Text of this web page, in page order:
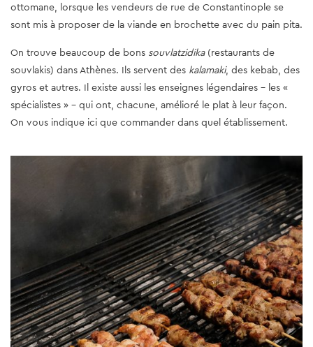
ottomane, lorsque les vendeurs de rue de Constantinople se
sont mis à proposer de la viande en brochette avec du pain pita.
On trouve beaucoup de bons souvlatzidika(restaurants de
souvlakis) dans Athènes. Ils servent des kalamaki, des kebab, des
gyros et autres. Il existe aussi les enseignes légendaires – les «
spécialistes » – qui ont, chacune, amélioré le plat à leur façon.
On vous indique ici que commander dans quel établissement.